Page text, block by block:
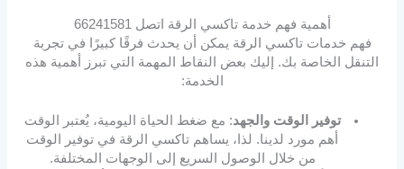
أهمية فهم خدمة تاكسي الرقة اتصل 66241581
فهم خدمات تاكسي الرقة يمكن أن يحدث فرقًا كبيرًا في تجربة
التنقل الخاصة بك. إليك بعض النقاط المهمة التي تبرز أهمية هذه
الخدمة:
توفير الوقت والجهد: مع ضغط الحياة اليومية، يُعتبر الوقت
أهم مورد لدينا. لذا، يساهم تاكسي الرقة في توفير الوقت
من خلال الوصول السريع إلى الوجهات المختلفة.